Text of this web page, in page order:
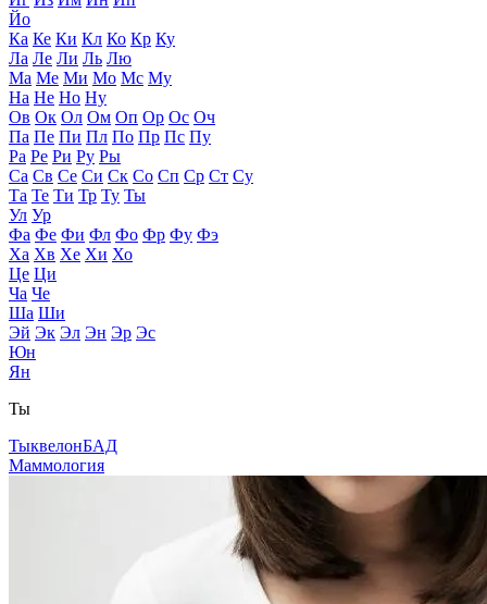
Йо
Ка Ке Ки Кл Ко Кр Ку
Ла Ле Ли Ль Лю
Ма Ме Ми Мо Мс Му
На Не Но Ну
Ов Ок Ол Ом Оп Ор Ос Оч
Па Пе Пи Пл По Пр Пс Пу
Ра Ре Ри Ру Ры
Са Св Се Си Ск Со Сп Ср Ст Су
Та Те Ти Тр Ту Ты
Ул Ур
Фа Фе Фи Фл Фо Фр Фу Фэ
Ха Хв Хе Хи Хо
Це Ци
Ча Че
Ша Ши
Эй Эк Эл Эн Эр Эс
Юн
Ян
Ты
ТыквелонБАД
Маммология